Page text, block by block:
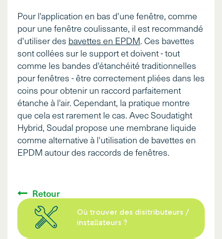
Pour l'application en bas d'une fenêtre, comme
pour une fenêtre coulissante, il est recommandé
d'utiliser des bavettes en EPDM. Ces bavettes
sont collées sur le support et doivent - tout
comme les bandes d'étanchéité traditionnelles
pour fenêtres - être correctement pliées dans les
coins pour obtenir un raccord parfaitement
étanche à l'air. Cependant, la pratique montre
que cela est rarement le cas. Avec Soudatight
Hybrid, Soudal propose une membrane liquide
comme alternative à l'utilisation de bavettes en
EPDM autour des raccords de fenêtres.
Retour
Où trouver des disitributeurs /
installateurs ?